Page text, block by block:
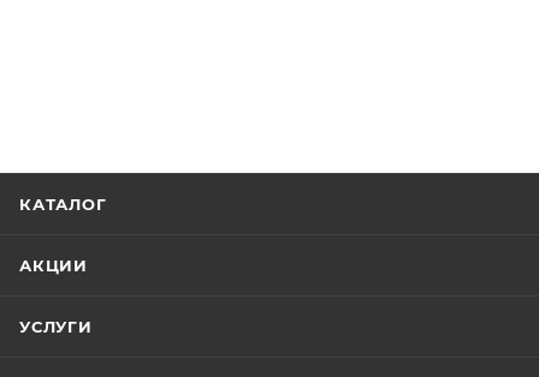
КАТАЛОГ
АКЦИИ
УСЛУГИ